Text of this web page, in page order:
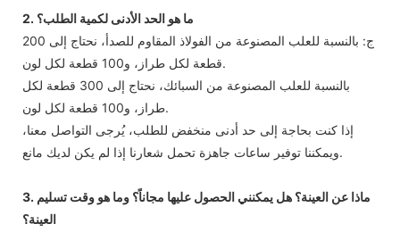
2. ما هو الحد الأدنى لكمية الطلب؟
ج: بالنسبة للعلب المصنوعة من الفولاذ المقاوم للصدأ، نحتاج إلى 200
قطعة لكل طراز، و100 قطعة لكل لون.
بالنسبة للعلب المصنوعة من السبائك، نحتاج إلى 300 قطعة لكل
طراز، و100 قطعة لكل لون.
إذا كنت بحاجة إلى حد أدنى منخفض للطلب، يُرجى التواصل معنا،
ويمكننا توفير ساعات جاهزة تحمل شعارنا إذا لم يكن لديك مانع.
3. ماذا عن العينة؟ هل يمكنني الحصول عليها مجاناً؟ وما هو وقت تسليم
العينة؟